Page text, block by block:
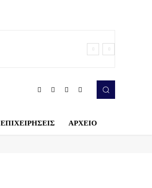
ΕΠΙΧΕΙΡΗΣΕΙΣ ΑΡΧΕΙΟ